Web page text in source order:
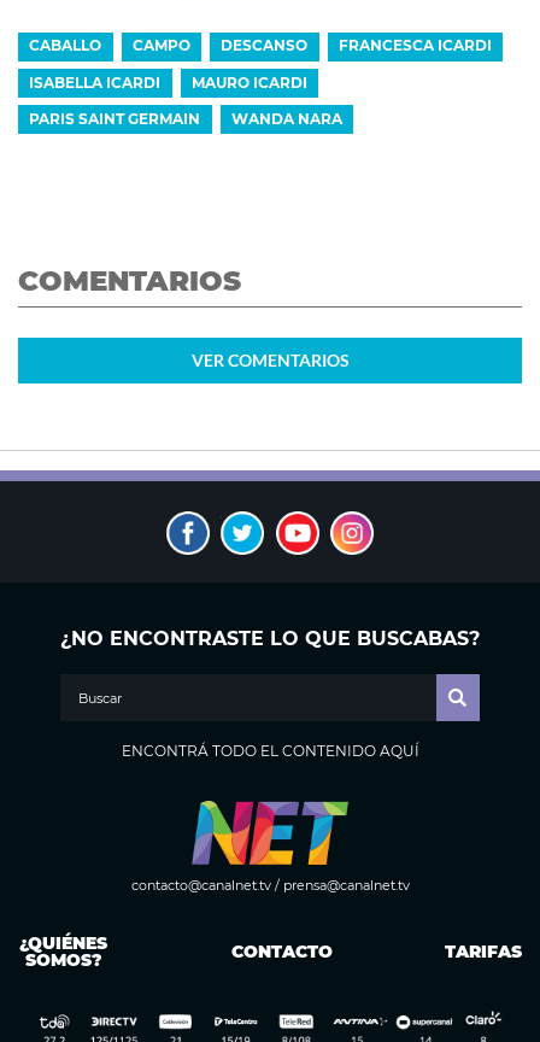
CABALLO CAMPO DESCANSO FRANCESCA ICARDI
ISABELLA ICARDI MAURO ICARDI
PARIS SAINT GERMAIN WANDA NARA
COMENTARIOS
VER COMENTARIOS
¿NO ENCONTRASTE LO QUE BUSCABAS?
ENCONTRÁ TODO EL CONTENIDO AQUÍ
contacto@canalnet.tv/ prensa@canalnet.tv
¿QUIÉNES
SOMOS? CONTACTO TARIFAS